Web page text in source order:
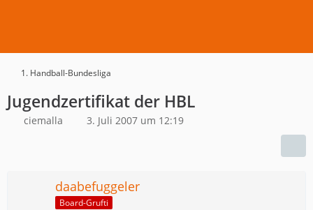
1. Handball-Bundesliga
Jugendzertifikat der HBL
ciemalla 3. Juli 2007 um 12:19
daabefuggeler
Board-Grufti